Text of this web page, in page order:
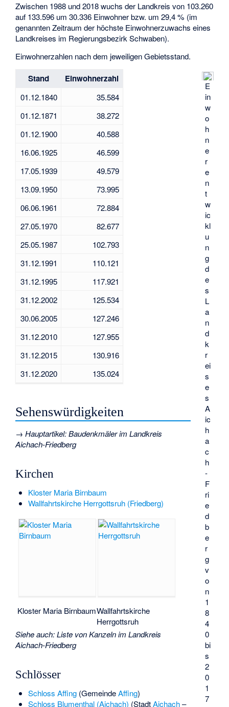
Zwischen 1988 und 2018 wuchs der Landkreis von 103.260
auf 133.596 um 30.336 Einwohner bzw. um 29,4 % (im
genannten Zeitraum der höchste Einwohnerzuwachs eines
Landkreises im Regierungsbezirk Schwaben).
Einwohnerzahlen nach dem jeweiligen Gebietsstand.
E
in
w
o
h
n
e
r
e
n
t
w
ic
kl
u
n
g
d
e
s
L
a
n
d
k
r
ei
s
e
s
A
ic
h
a
c
h
-
F
ri
e
d
b
e
r
g
v
o
n
1
8
4
0
bi
s
2
0
1
7
Stand Einwohnerzahl
01.12.1840
35.584
01.12.1871
38.272
01.12.1900
40.588
16.06.1925
46.599
17.05.1939
49.579
13.09.1950
73.995
06.06.1961
72.884
27.05.1970
82.677
25.05.1987
102.793
31.12.1991
110.121
31.12.1995
117.921
31.12.2002
125.534
30.06.2005
127.246
31.12.2010
127.955
31.12.2015
130.916
31.12.2020
135.024
Sehenswürdigkeiten
→Hauptartikel:Baudenkmäler im Landkreis
Aichach-Friedberg
Kirchen
Kloster Maria Birnbaum
Wallfahrtskirche Herrgottsruh (Friedberg)
Kloster Maria BirnbaumWallfahrtskirche
Herrgottsruh
Siehe auch:Liste von Kanzeln im Landkreis
Aichach-Friedberg
Schlösser
Schloss Affing(GemeindeAffing)
Schloss Blumenthal (Aichach) (StadtAichach–